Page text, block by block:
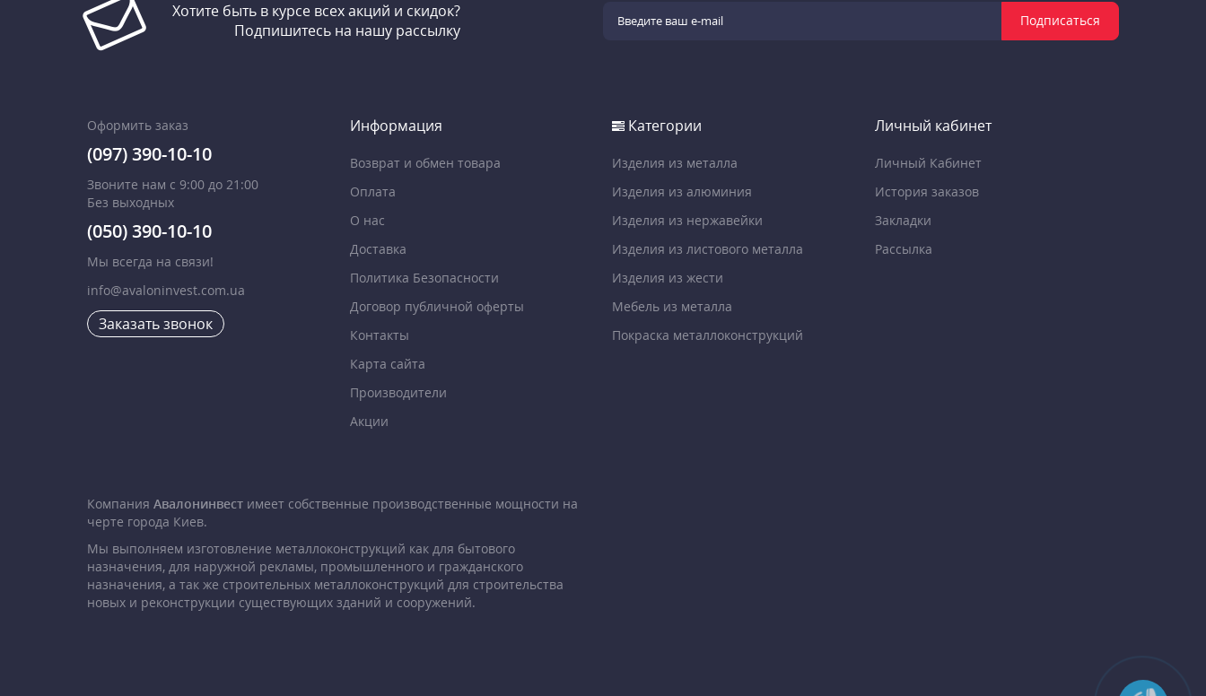
Хотите быть в курсе всех акций и скидок?
Подпишитесь на нашу рассылку
Подписаться
Оформить заказ
(097) 390-10-10
Звоните нам с 9:00 до 21:00
Без выходных
(050) 390-10-10
Мы всегда на связи!
info@avaloninvest.com.ua
Заказать звонок
Информация
Возврат и обмен товара
Оплата
О нас
Доставка
Политика Безопасности
Договор публичной оферты
Контакты
Карта сайта
Производители
Акции
Категории
Изделия из металла
Изделия из алюминия
Изделия из нержавейки
Изделия из листового металла
Изделия из жести
Мебель из металла
Покраска металлоконструкций
Личный кабинет
Личный Кабинет
История заказов
Закладки
Рассылка
Компания Авалонинвест имеет собственные производственные мощности на
черте города Киев.
Мы выполняем изготовление металлоконструкций как для бытового
назначения, для наружной рекламы, промышленного и гражданского
назначения, а так же строительных металлоконструкций для строительства
новых и реконструкции существующих зданий и сооружений.